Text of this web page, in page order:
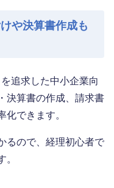
や決算書作成も
追求した中小企業向
決算書の作成、請求書
化できます。
るので、経理初心者で
。